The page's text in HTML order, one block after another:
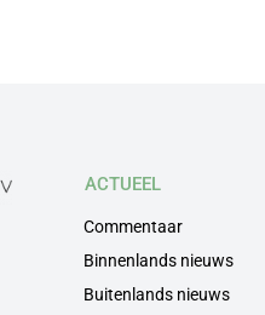
ACTUEEL
Commentaar
Binnenlands nieuws
Buitenlands nieuws